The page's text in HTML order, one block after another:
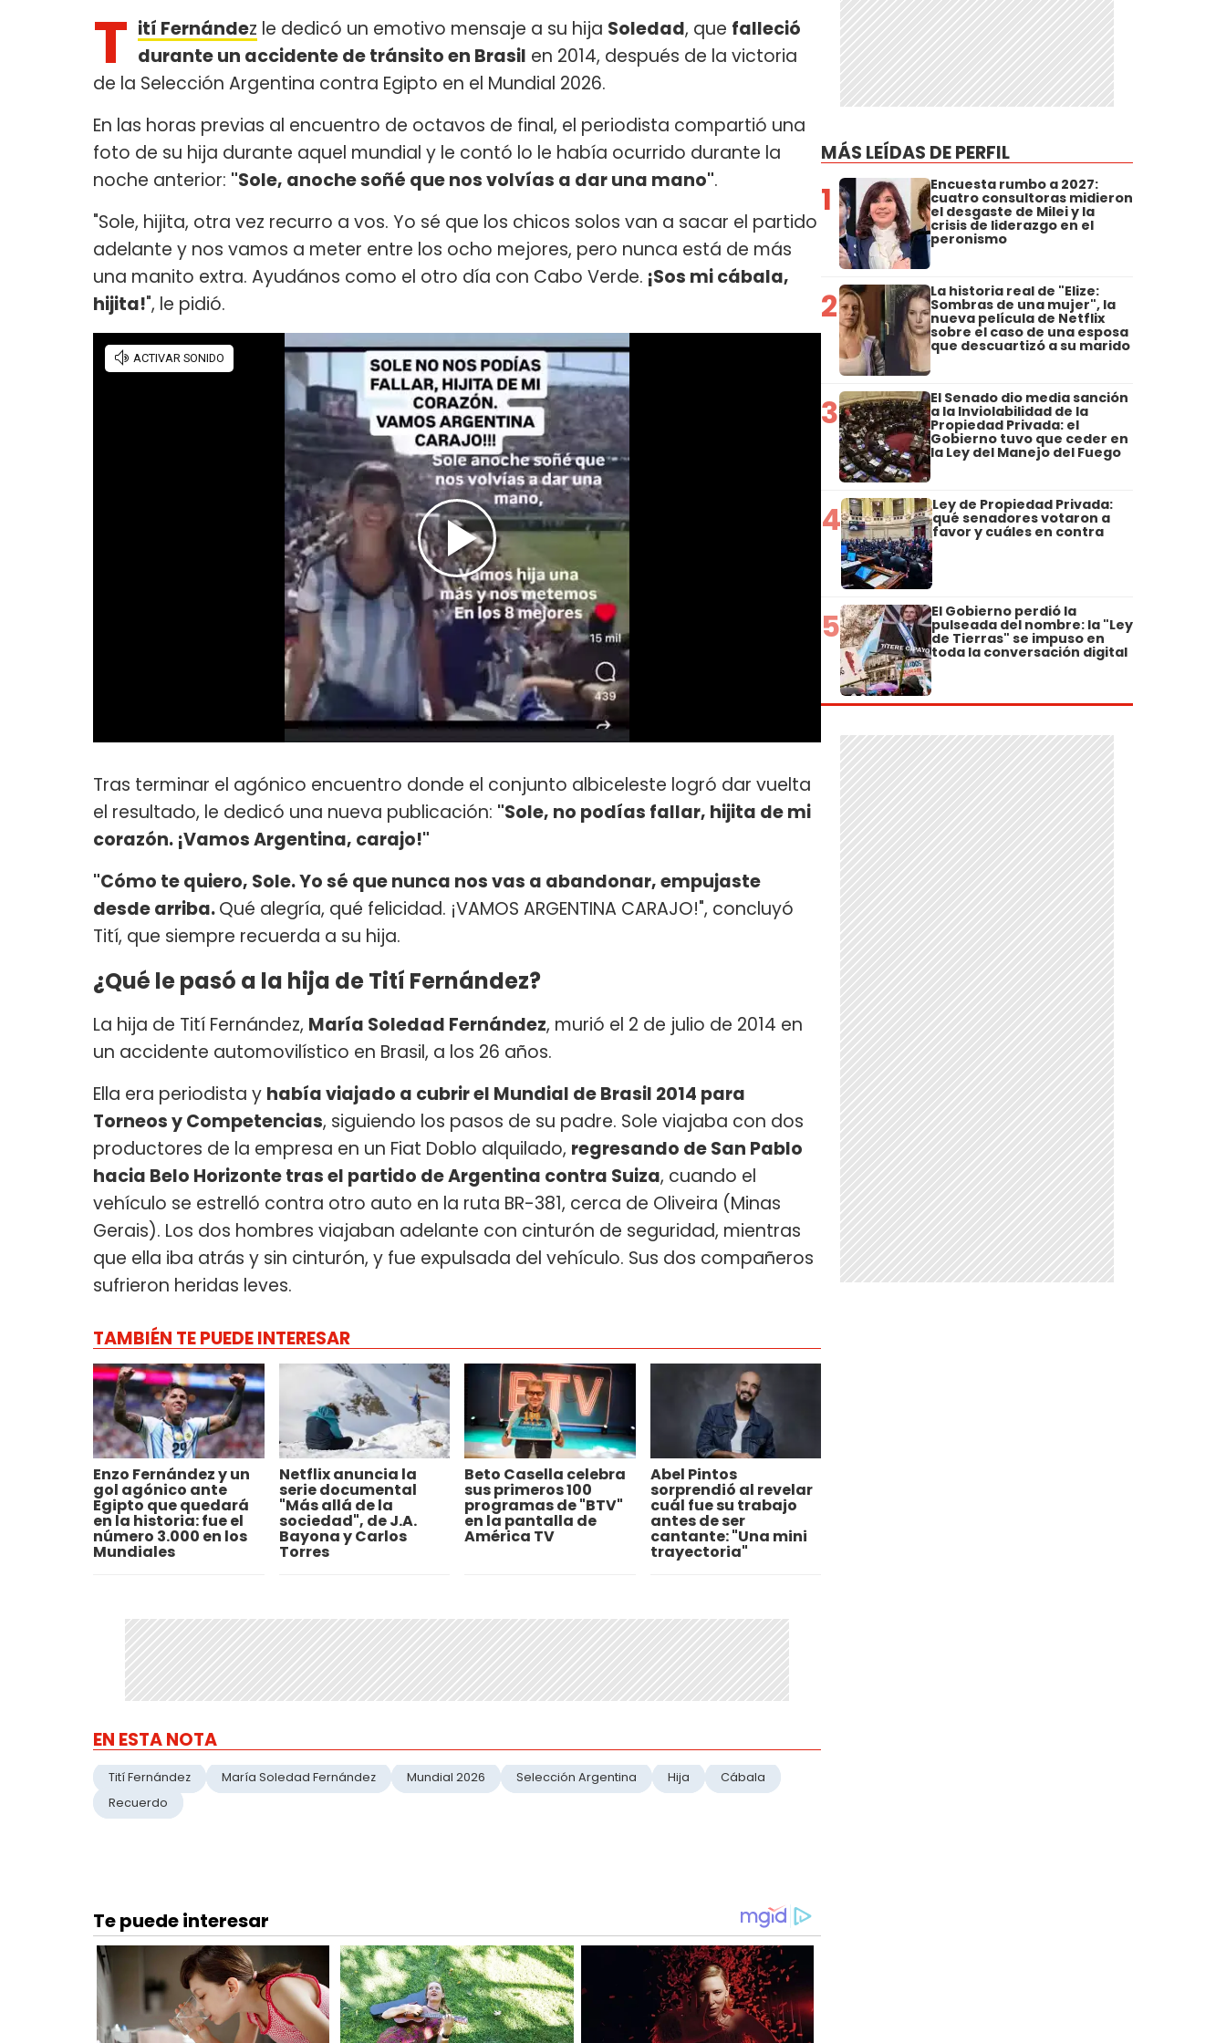
T ití Fernández le dedicó un emotivo mensaje a su hija Soledad, que falleció
durante un accidente de tránsito en Brasil en 2014, después de la victoria
de la Selección Argentina contra Egipto en el Mundial 2026.
En las horas previas al encuentro de octavos de final, el periodista compartió una
foto de su hija durante aquel mundial y le contó lo le había ocurrido durante la
noche anterior: "Sole, anoche soñé que nos volvías a dar una mano".
"Sole, hijita, otra vez recurro a vos. Yo sé que los chicos solos van a sacar el partido
adelante y nos vamos a meter entre los ocho mejores, pero nunca está de más
una manito extra. Ayudános como el otro día con Cabo Verde. ¡Sos mi cábala,
hijita!", le pidió.
Tras terminar el agónico encuentro donde el conjunto albiceleste logró dar vuelta
el resultado, le dedicó una nueva publicación: "Sole, no podías fallar, hijita de mi
corazón. ¡Vamos Argentina, carajo!"
"Cómo te quiero, Sole. Yo sé que nunca nos vas a abandonar, empujaste
desde arriba.Qué alegría, qué felicidad. ¡VAMOS ARGENTINA CARAJO!", concluyó
Tití, que siempre recuerda a su hija.
¿Qué le pasó a la hija de Tití Fernández?
La hija de Tití Fernández, María Soledad Fernández, murió el 2 de julio de 2014 en
un accidente automovilístico en Brasil, a los 26 años.
Ella era periodista y había viajado a cubrir el Mundial de Brasil 2014 para
Torneos y Competencias, siguiendo los pasos de su padre. Sole viajaba con dos
productores de la empresa en un Fiat Doblo alquilado, regresando de San Pablo
hacia Belo Horizonte tras el partido de Argentina contra Suiza, cuando el
vehículo se estrelló contra otro auto en la ruta BR-381, cerca de Oliveira (Minas
Gerais). Los dos hombres viajaban adelante con cinturón de seguridad, mientras
que ella iba atrás y sin cinturón, y fue expulsada del vehículo. Sus dos compañeros
sufrieron heridas leves.
TAMBIÉN TE PUEDE INTERESAR
Enzo Fernández y un
gol agónico ante
Egipto que quedará
en la historia: fue el
número 3.000 en los
Mundiales
Netflix anuncia la
serie documental
"Más allá de la
sociedad", de J.A.
Bayona y Carlos
Torres
Beto Casella celebra
sus primeros 100
programas de "BTV"
en la pantalla de
América TV
Abel Pintos
sorprendió al revelar
cuál fue su trabajo
antes de ser
cantante: "Una mini
trayectoria"
EN ESTA NOTA
Tití Fernández María Soledad Fernández Mundial 2026 Selección Argentina Hija
Cábala
Recuerdo
MÁS LEÍDAS DE PERFIL
1 Encuesta rumbo a 2027:
cuatro consultoras midieron
el desgaste de Milei y la
crisis de liderazgo en el
peronismo
2 La historia real de "Elize:
Sombras de una mujer", la
nueva película de Netflix
sobre el caso de una esposa
que descuartizó a su marido
3 El Senado dio media sanción
a la Inviolabilidad de la
Propiedad Privada: el
Gobierno tuvo que ceder en
la Ley del Manejo del Fuego
4 Ley de Propiedad Privada:
qué senadores votaron a
favor y cuáles en contra
5 El Gobierno perdió la
pulseada del nombre: la "Ley
de Tierras" se impuso en
toda la conversación digital